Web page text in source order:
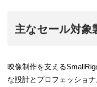
主なセール対象
映像制作を支える
な設計とプロフェッショ